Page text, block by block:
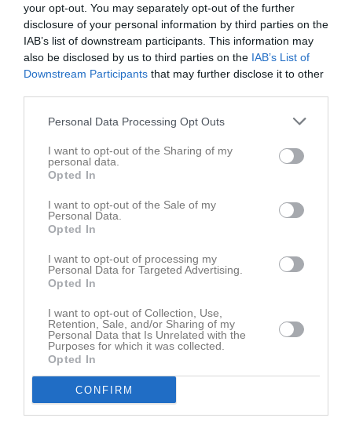
your opt-out. You may separately opt-out of the further
disclosure of your personal information by third parties on the
IAB’s list of downstream participants. This information may
also be disclosed by us to third parties on the IAB’s List of
Downstream Participants that may further disclose it to other
Personal Data Processing Opt Outs
I want to opt-out of the Sharing of my
personal data.
Opted In
I want to opt-out of the Sale of my
Personal Data.
Opted In
I want to opt-out of processing my
Personal Data for Targeted Advertising.
Opted In
I want to opt-out of Collection, Use,
Retention, Sale, and/or Sharing of my
Personal Data that Is Unrelated with the
Purposes for which it was collected.
Opted In
CONFIRM
Teambuilding
I helgen var Hagby IK damlag inbjudna att testa på yoga på Hotyoga Uppsala! Det var en varm, svettig och rolig upplevelse för stela fotbollsben! https://uppsalahotyoga.se
Hagby IK 12 apr 0
Ingen video uppladdad
Logga in och ladda upp ert första klipp
Senast uppdaterade album